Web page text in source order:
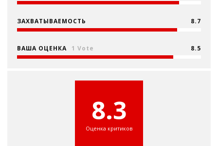
ЗАХВАТЫВАЕМОСТЬ 8.7
ВАША ОЦЕНКА 1 Vote 8.5
8.3
Оценка критиков